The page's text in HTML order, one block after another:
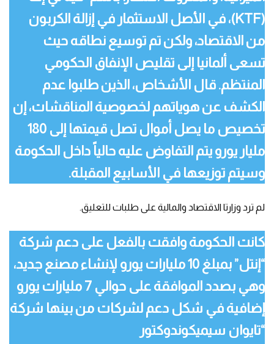
(KTF)، في الأصل الاستثمار في إزالة الكربون
من الاقتصاد، ولكن تم توسيع نطاقه حيث
تسعى ألمانيا إلى تقليص الإنفاق الحكومي
المنتظم. قال الأشخاص، الذين طلبوا عدم
الكشف عن هوياتهم لخصوصية المناقشات، إن
تخصيص ما يصل أموال تصل قيمتها إلى 180
مليار يورو يتم التفاوض عليه حالياً داخل الحكومة
وسيتم توزيعها في الأسابيع المقبلة.
لم ترد وزارتا الاقتصاد والمالية على طلبات للتعليق.
كانت الحكومة وافقت بالفعل على دعم شركة
“إنتل” بمبلغ 10 مليارات يورو لإنشاء مصنع جديد،
وهي بصدد الموافقة على حوالي 7 مليارات يورو
إضافية في شكل دعم لشركات من بينها شركة
“تايوان سيميكوندوكتور